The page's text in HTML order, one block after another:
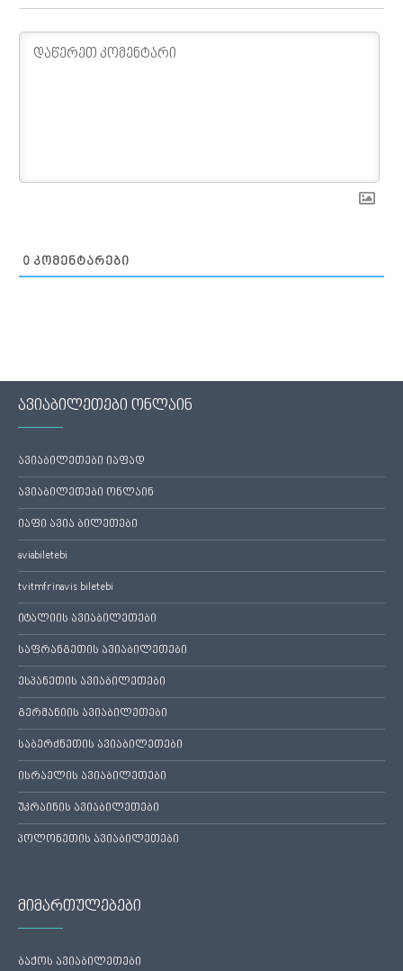
0 ᲙᲝᲛᲔᲜᲢᲐᲠᲔᲑᲘ
ავიაბილეთები ონლაინ
ავიაბილეთები იაფად
ავიაბილეთები ონლაინ
იაფი ავია ბილეთები
aviabiletebi
tvitmfrinavis biletebi
იტალიის ავიაბილეთები
საფრანგეთის ავიაბილეთები
ესპანეთის ავიაბილეთები
გერმანიის ავიაბილეთები
საბერძნეთის ავიაბილეთები
ისრაელის ავიაბილეთები
უკრაინის ავიაბილეთები
პოლონეთის ავიაბილეთები
მიმართულებები
ბაქოს ავიაბილეთები